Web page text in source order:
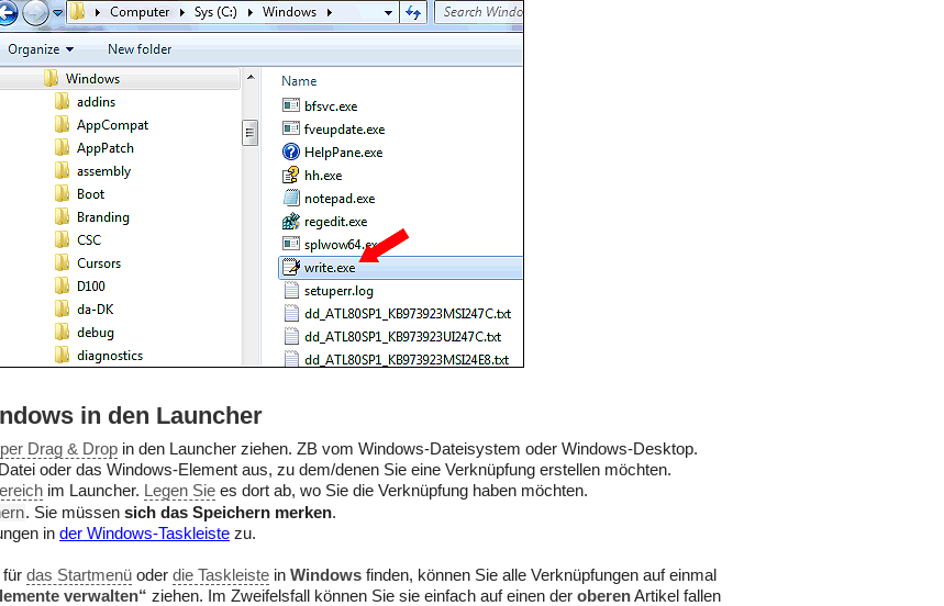
in den Launcher
per Drag & Drop in den Launcher ziehen. ZB vom Windows-Dateisystem oder Windows-Desktop.
oder das Windows-Element aus, zu dem/denen Sie eine Verknüpfung erstellen möchten.
im Launcher. Legen Sie es dort ab, wo Sie die Verknüpfung haben möchten.
. Sie müssen sich das Speichern merken.
in der Windows-Taskleiste zu.
für das Startmenü oder die Taskleiste in Windows finden, können Sie alle Verknüpfungen auf einmal
verwalten“ ziehen. Im Zweifelsfall können Sie sie einfach auf einen der oberenArtikel fallen